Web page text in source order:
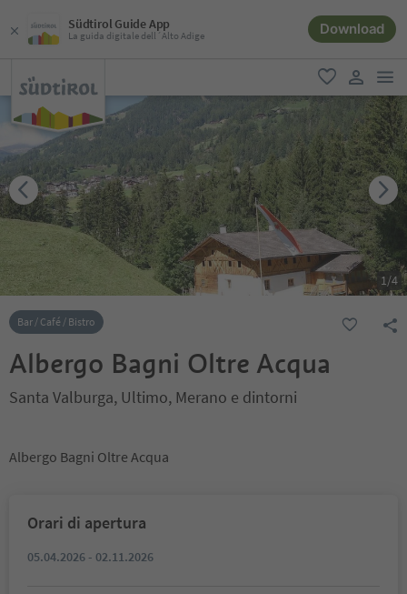
Südtirol Guide App
La guida digitale dell´Alto Adige Download
favoriti
user link
1/4
Bar / Café / Bistro
Albergo Bagni Oltre Acqua
Santa Valburga, Ultimo, Merano e dintorni
Albergo Bagni Oltre Acqua
Orari di apertura
05.04.2026 - 02.11.2026